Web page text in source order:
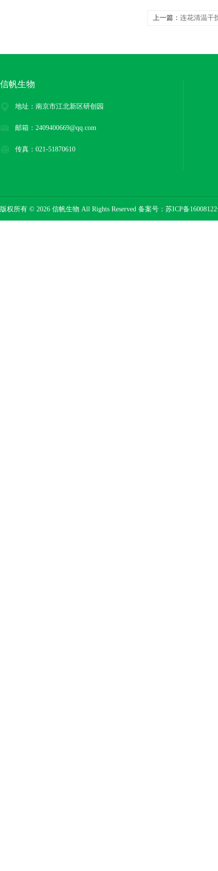
上一篇： 连花清温干
信帆生物
地址：南京市江北新区研创园
邮箱：2409400669@qq.com
传真：021-51870610
版权所有 © 2026 信帆生物 All Rights Reserved 备案号： 苏ICP备